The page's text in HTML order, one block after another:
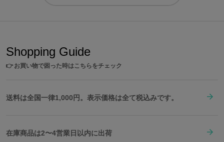
Shopping Guide
👉お買い物で困った時はこちらをチェック
送料は全国一律1,000円。表示価格は全て税込みです。
在庫商品は2〜4営業日以内に出荷